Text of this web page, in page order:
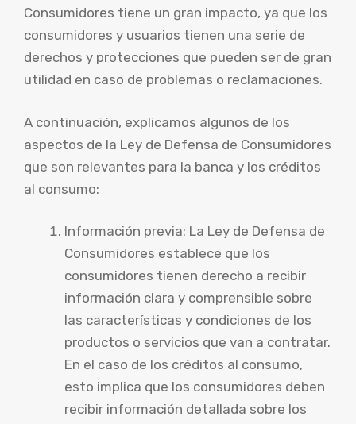
Consumidores tiene un gran impacto, ya que los
consumidores y usuarios tienen una serie de
derechos y protecciones que pueden ser de gran
utilidad en caso de problemas o reclamaciones.
A continuación, explicamos algunos de los
aspectos de la Ley de Defensa de Consumidores
que son relevantes para la banca y los créditos
al consumo:
Información previa: La Ley de Defensa de
Consumidores establece que los
consumidores tienen derecho a recibir
información clara y comprensible sobre
las características y condiciones de los
productos o servicios que van a contratar.
En el caso de los créditos al consumo,
esto implica que los consumidores deben
recibir información detallada sobre los